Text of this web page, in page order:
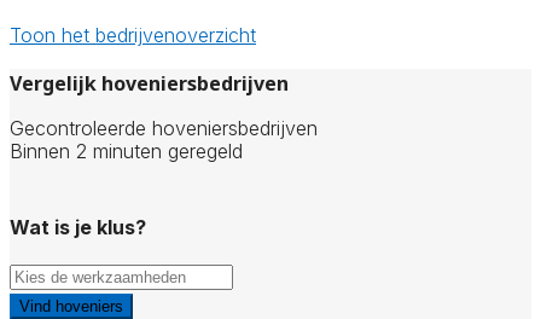
Toon het bedrijvenoverzicht
Vergelijk hoveniersbedrijven
Gecontroleerde hoveniersbedrijven
Binnen 2 minuten geregeld
Wat is je klus?
Vind hoveniers